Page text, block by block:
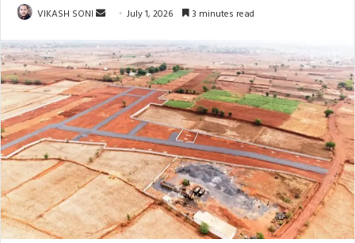
VIKASH SONI
Send
email
July 1, 2026 3 minutes read